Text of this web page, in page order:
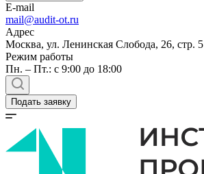
E-mail
mail@audit-ot.ru
Адрес
Москва, ул. Ленинская Слобода, 26, стр. 5
Режим работы
Пн. – Пт.: с 9:00 до 18:00
Подать заявку